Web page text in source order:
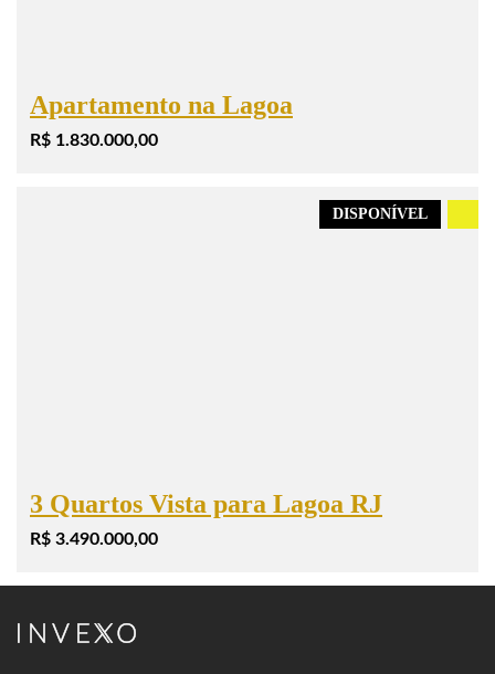
Apartamento na Lagoa
R$ 1.830.000,00
DISPONÍVEL
3 Quartos Vista para Lagoa RJ
R$ 3.490.000,00